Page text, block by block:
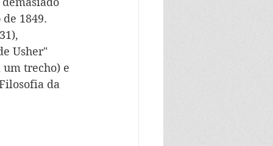
de 1849.
Usher"
um trecho) e
da